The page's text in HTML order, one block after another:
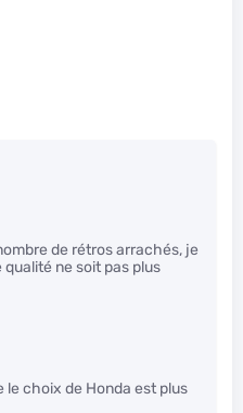
de rétros arrachés, je
qualité ne soit pas plus
le choix de Honda est plus